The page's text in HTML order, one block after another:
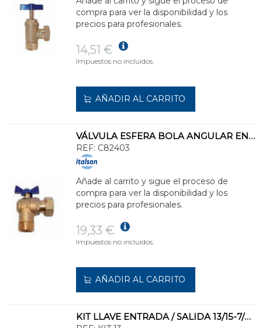
compra para ver la disponibilidad y los
precios para profesionales.
14,51 €
Impuestos no incluidos.
AÑADIR AL CARRITO
VÁLVULA ESFERA BOLA ANGULAR ENTRADA ROSCADA 1" DN20
REF: C82403
Añade al carrito y sigue el proceso de
compra para ver la disponibilidad y los
precios para profesionales.
19,33 €
Impuestos no incluidos.
AÑADIR AL CARRITO
KIT LLAVE ENTRADA / SALIDA 13/15-7/8-3/4